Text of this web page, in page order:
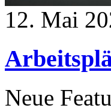
12. Mai
Neue